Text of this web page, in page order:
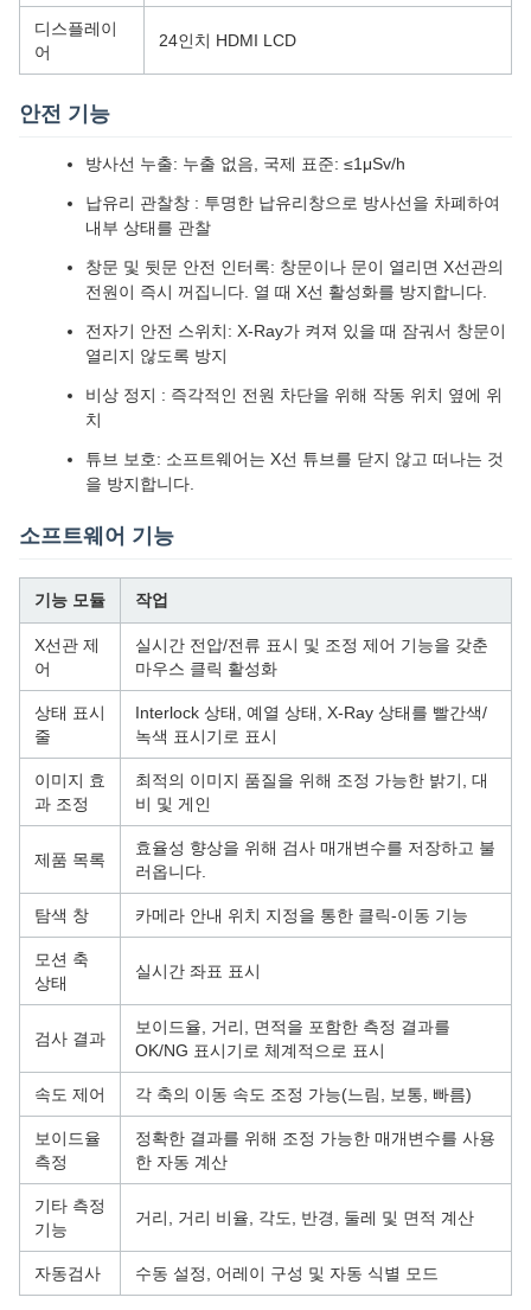
디스플레이
어
24인치 HDMI LCD
안전 기능
방사선 누출: 누출 없음, 국제 표준: ≤1μSv/h
납유리 관찰창 : 투명한 납유리창으로 방사선을 차폐하여
내부 상태를 관찰
창문 및 뒷문 안전 인터록: 창문이나 문이 열리면 X선관의
전원이 즉시 꺼집니다. 열 때 X선 활성화를 방지합니다.
전자기 안전 스위치: X-Ray가 켜져 있을 때 잠궈서 창문이
열리지 않도록 방지
비상 정지 : 즉각적인 전원 차단을 위해 작동 위치 옆에 위
치
튜브 보호: 소프트웨어는 X선 튜브를 닫지 않고 떠나는 것
을 방지합니다.
소프트웨어 기능
기능 모듈 작업
X선관 제
어
실시간 전압/전류 표시 및 조정 제어 기능을 갖춘
마우스 클릭 활성화
상태 표시
줄
Interlock 상태, 예열 상태, X-Ray 상태를 빨간색/
녹색 표시기로 표시
이미지 효
과 조정
최적의 이미지 품질을 위해 조정 가능한 밝기, 대
비 및 게인
제품 목록
효율성 향상을 위해 검사 매개변수를 저장하고 불
러옵니다.
탐색 창 카메라 안내 위치 지정을 통한 클릭-이동 기능
모션 축
상태
실시간 좌표 표시
검사 결과
보이드율, 거리, 면적을 포함한 측정 결과를
OK/NG 표시기로 체계적으로 표시
속도 제어 각 축의 이동 속도 조정 가능(느림, 보통, 빠름)
보이드율
측정
정확한 결과를 위해 조정 가능한 매개변수를 사용
한 자동 계산
기타 측정
기능
거리, 거리 비율, 각도, 반경, 둘레 및 면적 계산
자동검사 수동 설정, 어레이 구성 및 자동 식별 모드